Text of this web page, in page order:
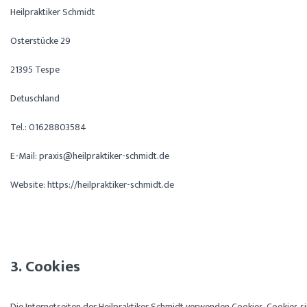
Heilpraktiker Schmidt
Osterstücke 29
21395 Tespe
Detuschland
Tel.: 01628803584
E-Mail:
ed.td
imhcs
-reki
tkarp
lieh@
sixar
p
Website: https://heilpraktiker-schmidt.de
3. Cookies